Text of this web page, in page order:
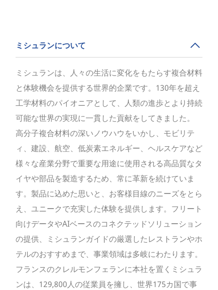
ミシュランについて
ミシュランは、人々の生活に変化をもたらす複合材料
と体験機会を提供する世界的企業です。130年を超え
工学材料のパイオニアとして、人類の進歩とより持続
可能な世界の実現に一貫した貢献をしてきました。
高分子複合材料の深いノウハウをいかし、モビリテ
ィ、建設、航空、低炭素エネルギー、ヘルスケアなど
様々な産業分野で重要な用途に使用される高品質なタ
イヤや部品を製造するため、常に革新を続けていま
す。製品に込めた思いと、お客様目線のニーズをとら
え、ユニークで充実した体験を提供します。フリート
向けデータやAIベースのコネクテッドソリューション
の提供、ミシュランガイドの厳選したレストランやホ
テルのおすすめまで、事業領域は多岐にわたります。
フランスのクレルモンフェランに本社を置くミシュラ
ンは、129,800人の従業員を擁し、世界175カ国で事